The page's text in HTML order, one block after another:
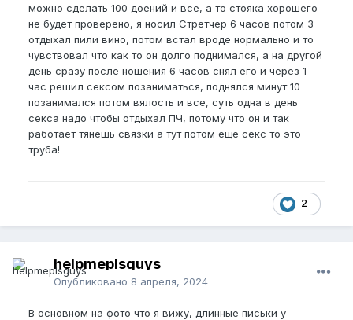
можно сделать 100 доений и все, а то стояка хорошего
не будет проверено, я носил Стретчер 6 часов потом 3
отдыхал пили вино, потом встал вроде нормально и то
чувствовал что как то он долго поднимался, а на другой
день сразу после ношения 6 часов снял его и через 1
час решил сексом позаниматься, поднялся минут 10
позанимался потом вялость и все, суть одна в день
секса надо чтобы отдыхал ПЧ, потому что он и так
работает тянешь связки а тут потом ещё секс то это
труба!
2
helpmeplsguys
Опубликовано 8 апреля, 2024
В основном на фото что я вижу, длинные письки у